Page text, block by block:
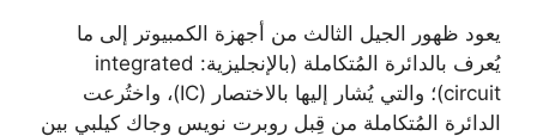
يعود ظهور الجيل الثالث من أجهزة الكمبيوتر إلى ما
يُعرف بالدائرة المُتكاملة (بالإنجليزية: integrated
circuit)؛ والتي يُشار إليها بالاختصار (IC)، واختُرعت
الدائرة المُتكاملة من قِبل روبرت نويس وجاك كيلبي بين